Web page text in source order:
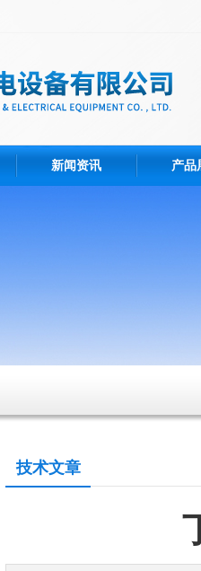
新闻资讯 产品
技术文章